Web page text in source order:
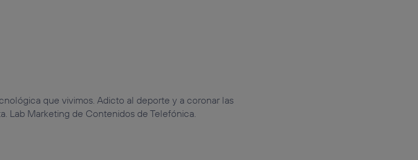
que vivimos. Adicto al deporte y a coronar las
Lab Marketing de Contenidos de Telefónica.